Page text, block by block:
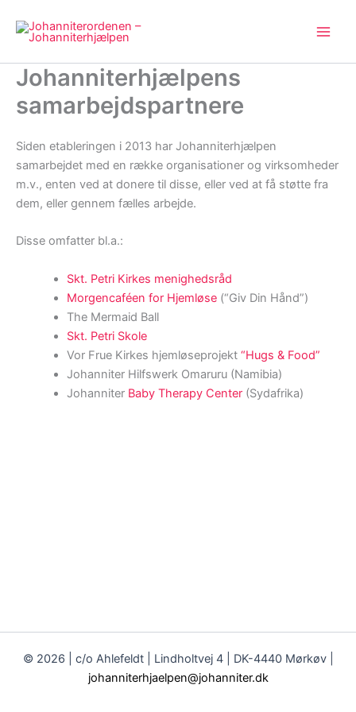
indholdet
Johanniterhjælpens
samarbejdspartnere
Siden etableringen i 2013 har Johanniterhjælpen
samarbejdet med en række organisationer og virksomheder
m.v., enten ved at donere til disse, eller ved at få støtte fra
dem, eller gennem fælles arbejde.
Disse omfatter bl.a.:
Skt. Petri Kirkes menighedsråd
Morgencaféen for Hjemløse(“Giv Din Hånd”)
The Mermaid Ball
Skt. Petri Skole
Vor Frue Kirkes hjemløseprojekt “Hugs & Food”
Johanniter Hilfswerk Omaruru (Namibia)
Johanniter Baby Therapy Center(Sydafrika)
© 2026 | c/o Ahlefeldt | Lindholtvej 4 | DK-4440 Mørkøv |
johanniterhjaelpen@johanniter.dk